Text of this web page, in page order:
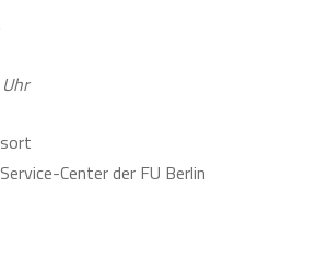
Center der FU Berlin